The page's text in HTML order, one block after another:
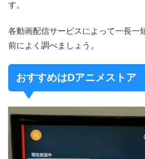
す。
各動画配信サービスによって一長一
前によく調べましょう。
おすすめはDアニメストア